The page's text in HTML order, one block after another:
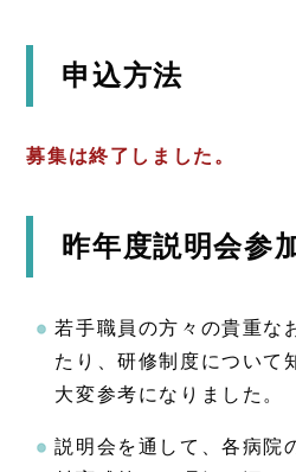
申込方法
募集は終了しました。
昨年度説明会参
若手職員の方々の貴重な
たり、研修制度について
大変参考になりました。
説明会を通して、各病院